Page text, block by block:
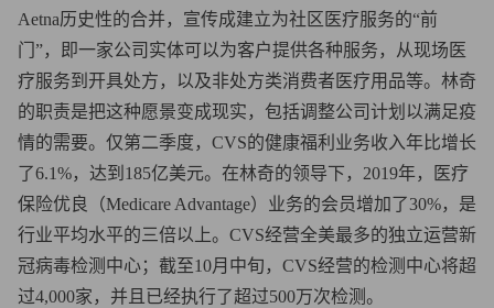
Aetna历史性的合并，宣传成建立为社区医疗服务的“前
门”，即一家公司实体可以为客户提供各种服务，从现场医
疗服务到开具处方，以及非处方类消费者医疗用品等。林奇
的职责是把这种愿景变成现实，包括调整公司计划以满足疫
情的需要。仅第二季度，CVS的健康福利业务收入年比增长
了6.1%，达到185亿美元。在林奇的领导下，2019年，医疗
保险优良（Medicare Advantage）业务的会员增加了30%，是
行业平均水平的三倍以上。CVS经营全美最多的独立运营新
冠病毒检测中心；截至10月中旬，CVS经营的检测中心将超
过4,000家，并且已经执行了超过500万次检测。